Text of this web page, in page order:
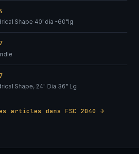
Shape 40"dia -60"lg
Shape, 24" Dia 36" Lg
articles dans FSC 2040 →